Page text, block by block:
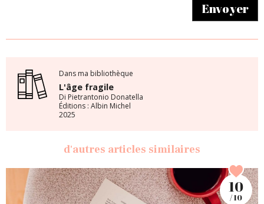
Envoyer
Dans ma bibliothèque
L'âge fragile
Di Pietrantonio Donatella
Éditions : Albin Michel
2025
d'autres articles similaires
10
/ 10